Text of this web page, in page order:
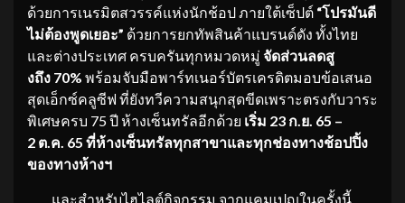
ด้วยการเนรมิตสวรรค์แห่งนักช้อป ภายใต้เซ็ปต์ “โปรมันดี
ไม่ต้องพูดเยอะ” ด้วยการยกทัพสินค้าแบรนด์ดัง ทั้งไทย
และต่างประเทศ ครบครันทุกหมวดหมู่ จัดส่วนลดสู
งถึง 70% พร้อมจับมือพาร์ทเนอร์บัตรเครดิตมอบข้อเสนอ
สุดเอ็กซ์คลูซีฟ ที่ยังทวีความสนุกสุดขีดเพราะตรงกับวาระ
พิเศษครบ 75 ปี ห้างเซ็นทรัลอีกด้วย เริ่ม 23 ก .ย. 65 –
2 ต.ค. 65 ที่ห้างเซ็นทรัลทุกสาขาและทุกช่องทางช้อปปิ้ง
ของทางห้างฯ
และสำหรับไฮไลต์กิจกรรม จากแคมเปญในครั้งนี้